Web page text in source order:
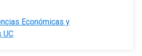
Económicas y
UC